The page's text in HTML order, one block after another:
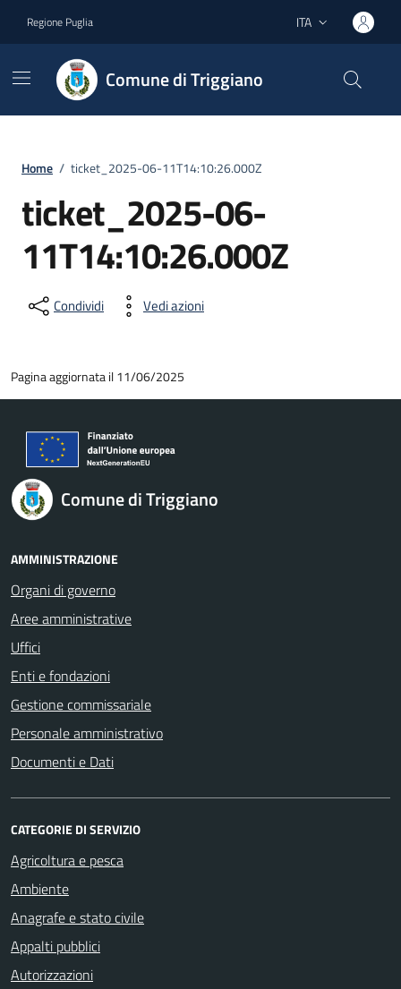
Regione Puglia Lingua attiva:
ITA
Comune di Triggiano
Home / ticket_2025-06-11T14:10:26.000Z
ticket_2025-06-
11T14:10:26.000Z
Condividi Vedi azioni
Pagina aggiornata il 11/06/2025
Comune di Triggiano
AMMINISTRAZIONE
Organi di governo
Aree amministrative
Uffici
Enti e fondazioni
Gestione commissariale
Personale amministrativo
Documenti e Dati
CATEGORIE DI SERVIZIO
Agricoltura e pesca
Ambiente
Anagrafe e stato civile
Appalti pubblici
Autorizzazioni